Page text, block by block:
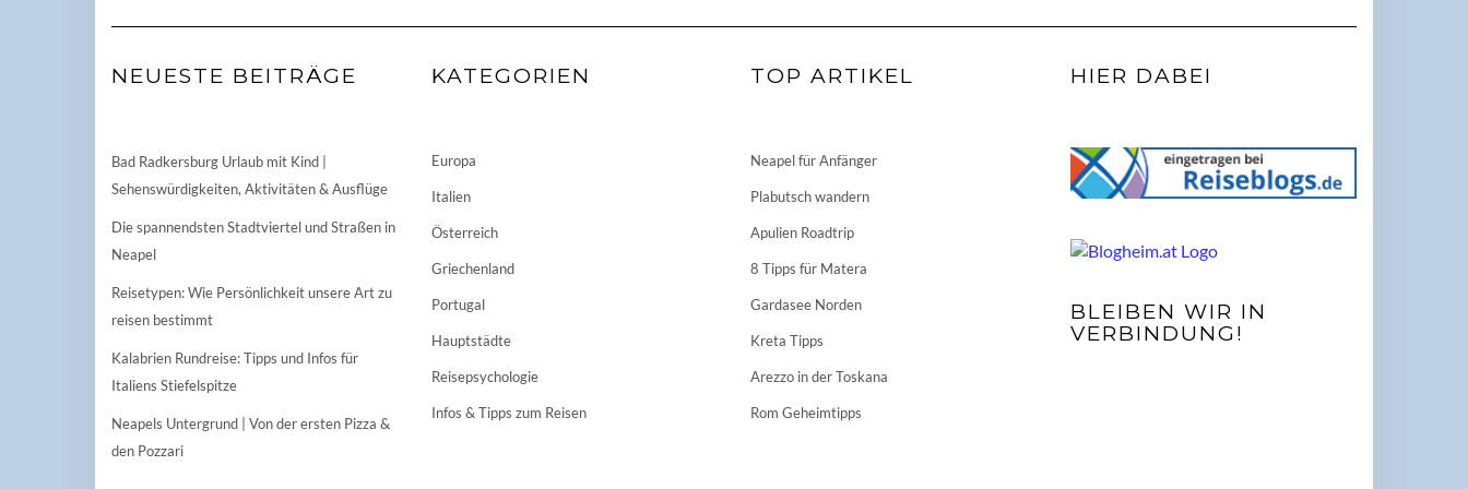
NEUESTE BEITRÄGE
Bad Radkersburg Urlaub mit Kind |
Sehenswürdigkeiten, Aktivitäten & Ausflüge
Die spannendsten Stadtviertel und Straßen in
Neapel
Reisetypen: Wie Persönlichkeit unsere Art zu
reisen bestimmt
Kalabrien Rundreise: Tipps und Infos für
Italiens Stiefelspitze
Neapels Untergrund | Von der ersten Pizza &
den Pozzari
KATEGORIEN
Europa
Italien
Österreich
Griechenland
Portugal
Hauptstädte
Reisepsychologie
Infos & Tipps zum Reisen
TOP ARTIKEL
Neapel für Anfänger
Plabutsch wandern
Apulien Roadtrip
8 Tipps für Matera
Gardasee Norden
Kreta Tipps
Arezzo in der Toskana
Rom Geheimtipps
HIER DABEI
BLEIBEN WIR IN
VERBINDUNG!